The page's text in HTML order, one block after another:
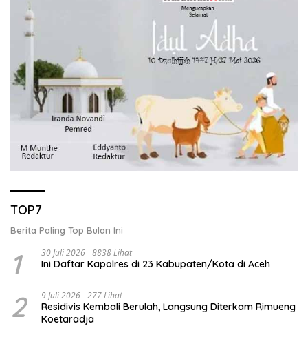
TOP7
Berita Paling Top Bulan Ini
1 30 Juli 2026 8838 Lihat
Ini Daftar Kapolres di 23 Kabupaten/Kota di Aceh
2 9 Juli 2026 277 Lihat
Residivis Kembali Berulah, Langsung Diterkam Rimueng
Koetaradja